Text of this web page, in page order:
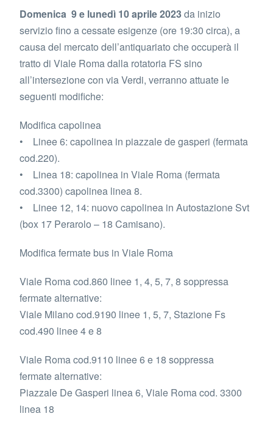
Domenica 9 e lunedì 10 aprile 2023da inizio
servizio fino a cessate esigenze (ore 19:30 circa), a
causa del mercato dell’antiquariato che occuperà il
tratto di Viale Roma dalla rotatoria FS sino
all’intersezione con via Verdi, verranno attuate le
seguenti modifiche:
Modifica capolinea
• Linee 6: capolinea in piazzale de gasperi (fermata
cod.220).
• Linea 18: capolinea in Viale Roma (fermata
cod.3300) capolinea linea 8.
• Linee 12, 14: nuovo capolinea in Autostazione Svt
(box 17 Perarolo – 18 Camisano).
Modifica fermate bus in Viale Roma
Viale Roma cod.860 linee 1, 4, 5, 7, 8 soppressa
fermate alternative:
Viale Milano cod.9190 linee 1, 5, 7, Stazione Fs
cod.490 linee 4 e 8
Viale Roma cod.9110 linee 6 e 18 soppressa
fermate alternative:
Piazzale De Gasperi linea 6, Viale Roma cod. 3300
linea 18